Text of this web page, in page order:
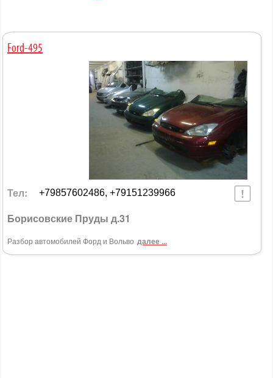
Ford-495
Тел: +79857602486, +79151239966
Борисовские Пруды д.31
Разбор автомобилей Форд и Вольво далее ...